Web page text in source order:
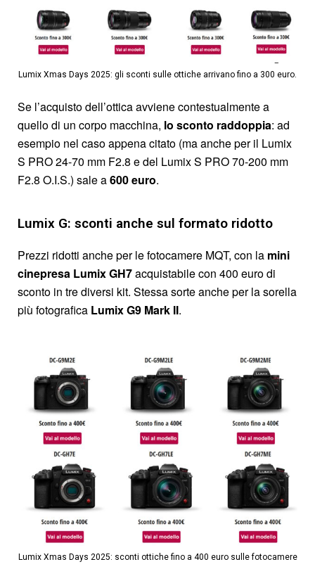
Lumix Xmas Days 2025: gli sconti sulle ottiche arrivano fino a 300 euro.
Se l’acquisto dell’ottica avviene contestualmente a
quello di un corpo macchina, lo sconto raddoppia: ad
esempio nel caso appena citato (ma anche per il Lumix
S PRO 24-70 mm F2.8 e del Lumix S PRO 70-200 mm
F2.8 O.I.S.) sale a600 euro.
Lumix G: sconti anche sul formato ridotto
Prezzi ridotti anche per le fotocamere MQT, con la mini
cinepresa Lumix GH7acquistabile con 400 euro di
sconto in tre diversi kit. Stessa sorte anche per la sorella
più fotografica Lumix G9 Mark II.
Lumix Xmas Days 2025: sconti ottiche fino a 400 euro sulle fotocamere